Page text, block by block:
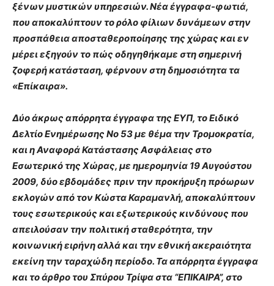
ξένων μυστικών υπηρεσιών.Νέα έγγραφα-φωτιά,
που αποκαλύπτουν το ρόλο φίλιων δυνάμεων στην
προσπάθεια αποσταθεροποίησης της χώρας και εν
μέρει εξηγούν το πώς οδηγηθήκαμε στη σημερινή
ζοφερή κατάσταση, φέρνουν στη δημοσιότητα τα
«Επίκαιρα».
Δύο άκρως απόρρητα έγγραφα της ΕΥΠ, το Ειδικό
Δελτίο Ενημέρωσης Νο 53 με θέμα την Τρομοκρατία,
και η Αναφορά Κατάστασης Ασφάλειας στο
Εσωτερικό της Χώρας, με ημερομηνία 19 Αυγούστου
2009, δύο εβδομάδες πριν την προκήρυξη πρόωρων
εκλογών από τον Κώστα Καραμανλή, αποκαλύπτουν
τους εσωτερικούς και εξωτερικούς κινδύνους που
απειλούσαν την πολιτική σταθερότητα, την
κοινωνική ειρήνη αλλά και την εθνική ακεραιότητα
εκείνη την ταραχώδη περίοδο. Τα απόρρητα έγγραφα
και το άρθρο του Σπύρου Τρίψα στα “ΕΠΙΚΑΙΡΑ”, στο